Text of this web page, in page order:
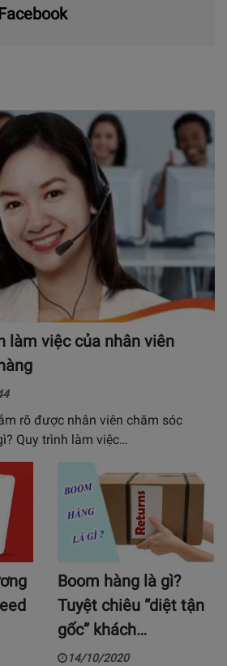
làm việc của nhân viên
rõ được nhân viên chăm sóc
Quy trình làm việc…
Boom hàng là gì?
Tuyệt chiêu “diệt tận
gốc” khách…
14/10/2020